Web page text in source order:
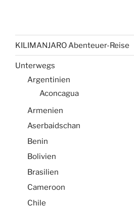
KILIMANJARO Abenteuer-Reise
Unterwegs
Argentinien
Aconcagua
Armenien
Aserbaidschan
Benin
Bolivien
Brasilien
Cameroon
Chile